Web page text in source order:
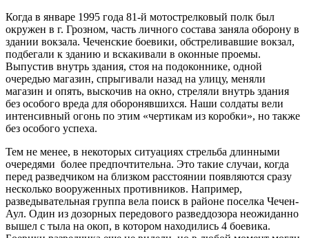
Когда в январе 1995 года 81-й мотострелковый полк был
окружен в г. Грозном, часть личного состава заняла оборону в
здании вокзала. Чеченские боевики, обстреливавшие вокзал,
подбегали к зданию и вскакивали в оконные проемы.
Выпустив внутрь здания, стоя на подоконнике, одной
очередью магазин, спрыгивали назад на улицу, меняли
магазин и опять, выскочив на окно, стреляли внутрь здания
без особого вреда для оборонявшихся. Наши солдаты вели
интенсивный огонь по этим «чертикам из коробки», но также
без особого успеха.
Тем не менее, в некоторых ситуациях стрельба длинными
очередями более предпочтительна. Это такие случаи, когда
перед разведчиком на близком расстоянии появляются сразу
несколько вооруженных противников. Например,
разведывательная группа вела поиск в районе поселка Чечен-
Аул. Один из дозорных передового разведдозора неожиданно
вышел с тыла на окоп, в котором находились 4 боевика.